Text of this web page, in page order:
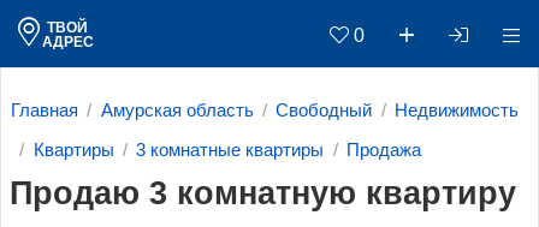
ТВОЙ
АДРЕС
0
Главная Амурская область Свободный Недвижимость
Квартиры 3 комнатные квартиры Продажа
Продаю 3 комнатную квартиру